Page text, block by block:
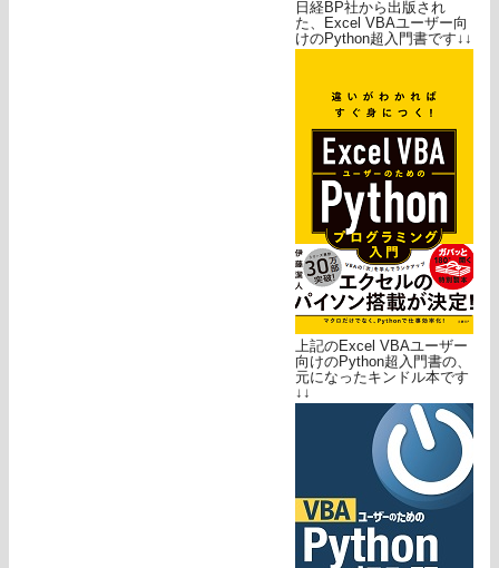
日経BP社から出版され
た、Excel VBAユーザー向
けのPython超入門書です↓↓
上記のExcel VBAユーザー
向けのPython超入門書の、
元になったキンドル本です
↓↓